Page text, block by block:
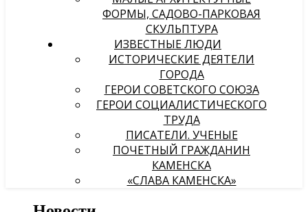
ФОРМЫ, САДОВО-ПАРКОВАЯ
СКУЛЬПТУРА
ИЗВЕСТНЫЕ ЛЮДИ
ИСТОРИЧЕСКИЕ ДЕЯТЕЛИ
ГОРОДА
ГЕРОИ СОВЕТСКОГО СОЮЗА
ГЕРОИ СОЦИАЛИСТИЧЕСКОГО
ТРУДА
ПИСАТЕЛИ. УЧЕНЫЕ
ПОЧЕТНЫЙ ГРАЖДАНИН
КАМЕНСКА
«СЛАВА КАМЕНСКА»